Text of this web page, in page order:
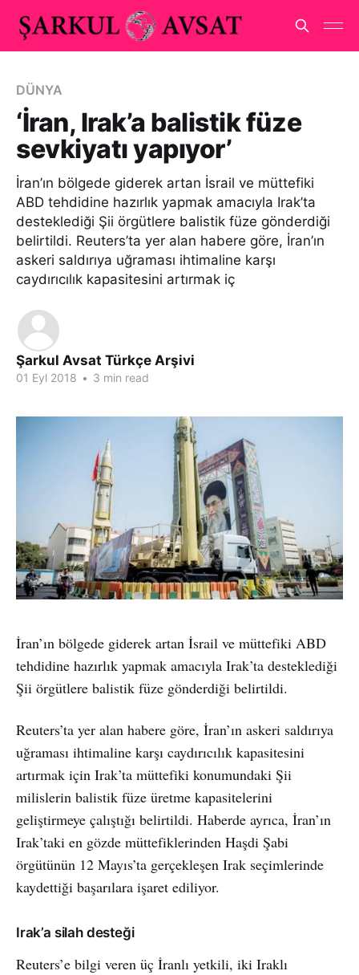
DÜNYA
‘İran, Irak’a balistik füze
sevkiyatı yapıyor’
İran’ın bölgede giderek artan İsrail ve müttefiki
ABD tehdidine hazırlık yapmak amacıyla Irak’ta
desteklediği Şii örgütlere balistik füze gönderdiği
belirtildi. Reuters’ta yer alan habere göre, İran’ın
askeri saldırıya uğraması ihtimaline karşı
caydırıcılık kapasitesini artırmak iç
Şarkul Avsat Türkçe Arşivi
01 Eyl 2018 • 3 min read
İran’ın bölgede giderek artan İsrail ve müttefiki ABD
tehdidine hazırlık yapmak amacıyla Irak’ta desteklediği
Şii örgütlere balistik füze gönderdiği belirtildi.
Reuters’ta yer alan habere göre, İran’ın askeri saldırıya
uğraması ihtimaline karşı caydırıcılık kapasitesini
artırmak için Irak’ta müttefiki konumundaki Şii
milislerin balistik füze üretme kapasitelerini
geliştirmeye çalıştığı belirtildi. Haberde ayrıca, İran’ın
Irak’taki en gözde müttefiklerinden Haşdi Şabi
örgütünün 12 Mayıs’ta gerçekleşen Irak seçimlerinde
kaydettiği başarılara işaret ediliyor.
Irak’a silah desteği
Reuters’e bilgi veren üç İranlı yetkili, iki Iraklı